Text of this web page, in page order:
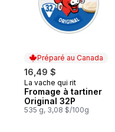
Préparé au Canada
16,49 $
Préparé au Canada
La vache qui rit
Fromage à tartiner
Original 32P
535 g, 3,08 $/100g